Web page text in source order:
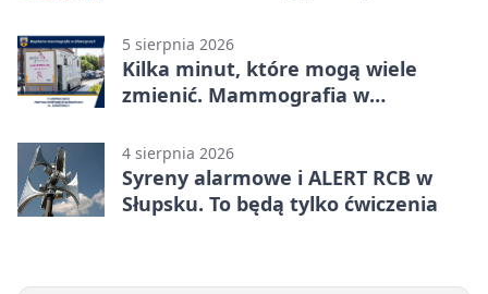
5 sierpnia 2026
Kilka minut, które mogą wiele
zmienić. Mammografia w
4 sierpnia 2026
Syreny alarmowe i ALERT RCB w
Słupsku. To będą tylko ćwiczenia